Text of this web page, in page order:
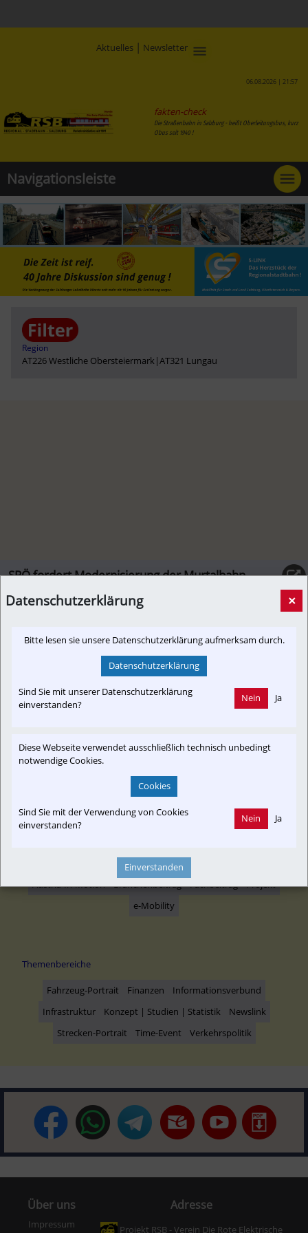
Aktuelles | Newsletter
06.08.2026 | 21:57
fakten-check
Die Straßenbahn in Salzburg - heißt Oberleitungsbus, kurz
Obus seit 1940 !
Navigationsleiste
Region
AT226 Westliche Obersteiermark |AT321 Lungau
SPÖ fordert Modernisierung der Murtalbahn
hacl
Die SPÖ stellt im Landtag am Mittwoch einen Antrag zur
berichtet, stellt die Steiermark dafür knapp 170 Mio. Euro zur
Verfügung. Für die Modernisierung braucht es aber auch die
salzburg.orf.at
Newslink: Klicken Sie hier um auf den externen Artikel von
salzburg.orf.at zu gelangen.
Austria-In-Motion Branchenbeitrag Fachbeitrag
Projekt
e-Mobility
Themenbereiche
Fahrzeug-Portrait Finanzen
Informationsverbund
Infrastruktur
Konzept | Studien | Statistik
Newslink
Strecken-Portrait
Time-Event Verkehrspolitik
Über uns
Impressum
Adresse
Projekt RSB - Verein Die Rote Elektrische
Datenschutzerklärung ×
Bitte lesen sie unsere Datenschutzerklärung aufmerksam durch.
Datenschutzerklärung
Sind Sie mit unserer Datenschutzerklärung
einverstanden?
Nein Ja
Diese Webseite verwendet ausschließlich technisch unbedingt
notwendige Cookies.
Cookies
Sind Sie mit der Verwendung von Cookies
einverstanden?
Nein Ja
Einverstanden